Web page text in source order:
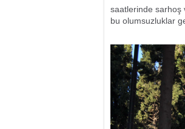
saatlerinde sarhoş
bu olumsuzluklar